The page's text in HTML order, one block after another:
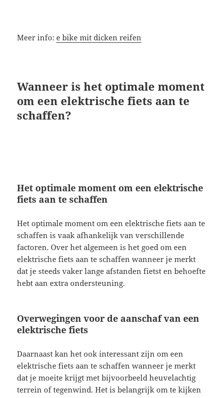
Meer info:e bike mit dicken reifen
Wanneer is het optimale moment
om een elektrische fiets aan te
schaffen?
Het optimale moment om een elektrische
fiets aan te schaffen
Het optimale moment om een elektrische fiets aan te
schaffen is vaak afhankelijk van verschillende
factoren. Over het algemeen is het goed om een
elektrische fiets aan te schaffen wanneer je merkt
dat je steeds vaker lange afstanden fietst en behoefte
hebt aan extra ondersteuning.
Overwegingen voor de aanschaf van een
elektrische fiets
Daarnaast kan het ook interessant zijn om een
elektrische fiets aan te schaffen wanneer je merkt
dat je moeite krijgt met bijvoorbeeld heuvelachtig
terrein of tegenwind. Het is belangrijk om te kijken